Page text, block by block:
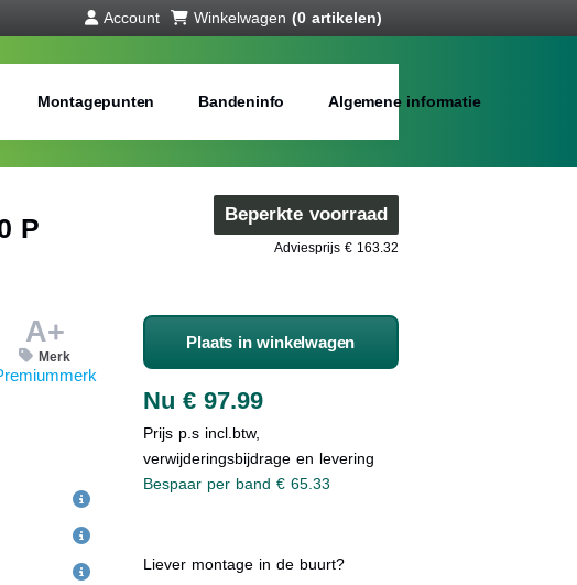
Account Winkelwagen (0 artikelen)
Montagepunten Bandeninfo Algemene informatie
P Beperkte voorraad
Adviesprijs € 163.32
A+
Merk
Plaats in winkelwagen
Nu € 97.99
Prijs p.s incl.btw,
verwijderingsbijdrage en levering
Bespaar per band € 65.33
Liever montage in de buurt?